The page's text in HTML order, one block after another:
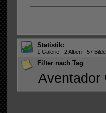
Statistik:
1 Galerie - 2 Alben - 57
Filter nach Tag
Aventador